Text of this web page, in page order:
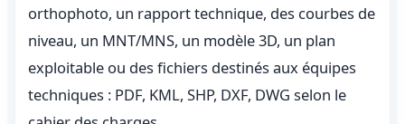
orthophoto, un rapport technique, des courbes de
niveau, un MNT/MNS, un modèle 3D, un plan
exploitable ou des fichiers destinés aux équipes
techniques : PDF, KML, SHP, DXF, DWG selon le